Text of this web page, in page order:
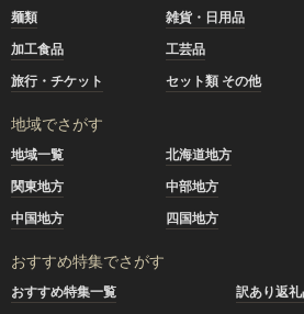
麺類
雑貨・日用品
加工食品
工芸品
旅行・チケット
セット類 その他
地域でさがす
地域一覧 北海道地方
関東地方
中部地方
中国地方
四国地方
おすすめ特集でさがす
おすすめ特集一覧
訳あり返